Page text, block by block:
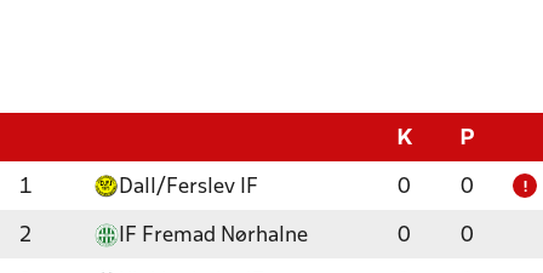
K P
1 Dall/Ferslev IF 0 0 !
2 IF Fremad Nørhalne 0 0